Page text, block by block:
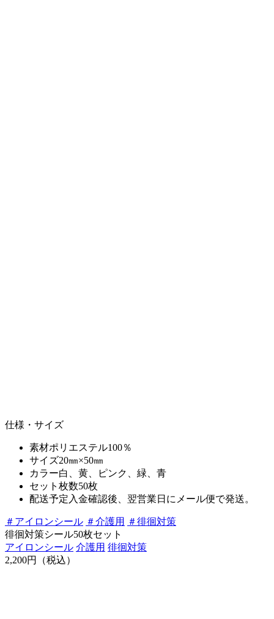
仕様・サイズ
素材ポリエステル100％
サイズ20㎜×50㎜
カラー白、黄、ピンク、緑、青
セット枚数50枚
配送予定入金確認後、翌営業日にメール便で発送。
＃ アイロンシール ＃介護用 ＃徘徊対策
徘徊対策シール50枚セット
アイロンシール 介護用 徘徊対策
2,200円（税込）